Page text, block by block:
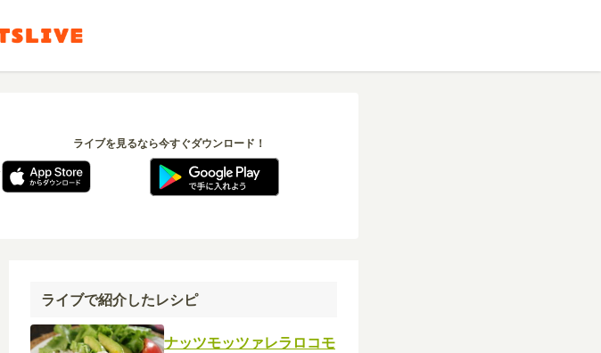
ライブを見るなら今すぐダウンロード！
ライブで紹介したレシピ
ナッツモッツァレラロコモ